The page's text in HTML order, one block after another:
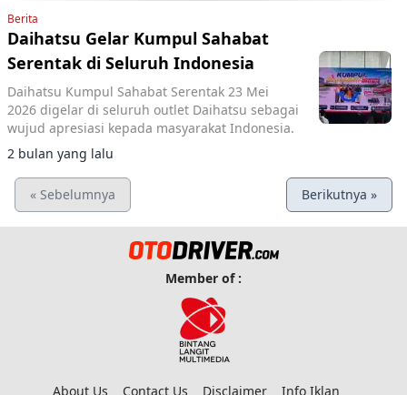
Berita
Daihatsu Gelar Kumpul Sahabat
Serentak di Seluruh Indonesia
Daihatsu Kumpul Sahabat Serentak 23 Mei
2026 digelar di seluruh outlet Daihatsu sebagai
wujud apresiasi kepada masyarakat Indonesia.
2 bulan yang lalu
« Sebelumnya Berikutnya »
Member of :
About Us Contact Us Disclaimer Info Iklan